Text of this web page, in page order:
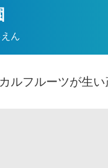
ん
ルフルーツが生い